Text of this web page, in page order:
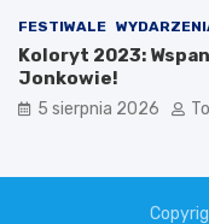
FESTIWALE
Koloryt 2023:
Jonkowie!
5 sierpnia 2026